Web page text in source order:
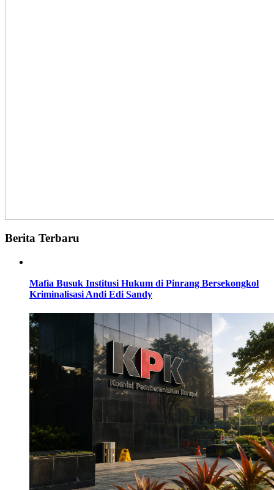
Berita Terbaru
Mafia Busuk Institusi Hukum di Pinrang Bersekongkol
Kriminalisasi Andi Edi Sandy